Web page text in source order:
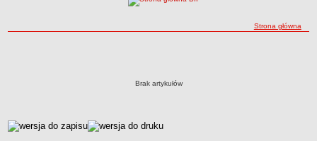
Miejscowy Plan Zagospodarowania Przestrzennego wybranych
ścieżka nawigacji
Strona główna
Brak artykułów
metryczka